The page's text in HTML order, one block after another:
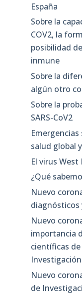
España
Sobre la
COV2, la
posibilidad
inmune
Sobre la
algún otro
Sobre la
SARS-CoV2
salud global
El virus West
¿Qué
Nuevo
diagnósticos
Nuevo
importancia
científicas
Investigación
Nuevo
de